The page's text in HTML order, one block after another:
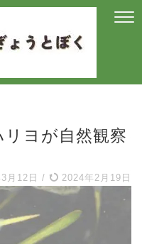
リヨが自然観察
月12日 / 2024年2月19日